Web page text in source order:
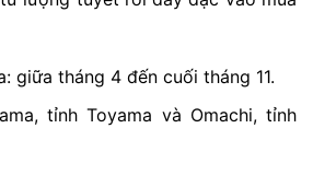
giữa tháng 4 đến cuối tháng 11.
tỉnh Toyama và Omachi, tỉnh